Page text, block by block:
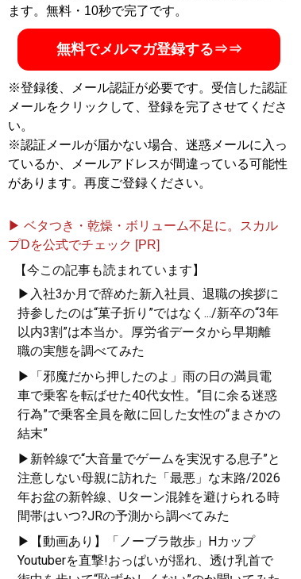
記事一覧へ
ます。無料・10秒で完了です。
無料でメルマガ登録する⇒⇒
※登録後、メール認証が必要です。受信した認証
メールをクリックして、登録を完了させてくださ
い。
※認証メールが届かない場合、迷惑メールに入っ
ているか、メールアドレスが間違っている可能性
があります。再度ご登録ください。
▶ ベタつき・乾燥・ボリューム不足に。スカル
プDを公式でチェック [PR]
【今この記事も読まれています】
▶入社3か月で辞めた新入社員、退職の挨拶に
持参したのは“菓子折り”ではなく.../新卒の“3年
以内3割”は本当か。厚労省データから早期離
職の実態を調べてみた
▶「邪魔だから押したのよ」雨の日の満員電
車で乗客を転ばせた40代女性。“目に余る迷惑
行為”で乗客全員を敵に回した女性の“まさかの
結末”
▶新幹線で“大音量でゲームを実況する息子”と
注意しない母親に訪れた「最悪」な末路/2026
年お盆の新幹線、Uターン混雑を避けられる時
間帯はいつ?JRの予測から調べてみた
▶【動画あり】「ノーブラ散歩」Hカップ
Youtuberを直撃!おっぱいが揺れ、透け乳首で